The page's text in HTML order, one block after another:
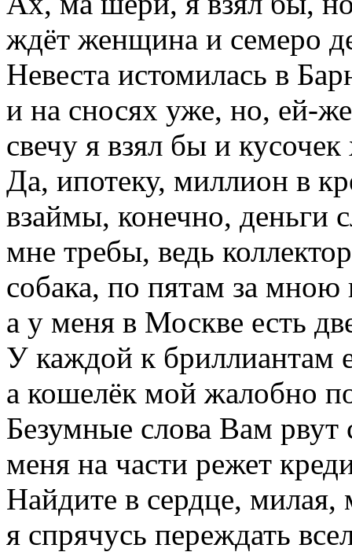
ждёт женщина и семеро
Невеста истомилась в
и на сносях уже, но, ей-
свечу я взял бы и кусочек
Да, ипотеку, миллион в
взаймы, конечно, деньги
мне требы, ведь
собака, по пятам за мною
а у меня в Москве есть
У каждой к бриллиантам
а кошелёк мой жалобно
Безумные слова Вам рвут
меня на части режет
Найдите в сердце, милая,
я спрячусь переждать